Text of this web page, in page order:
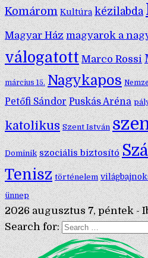
Komárom Kultúra kézilabda
Magyar Ház magyarok a
válogatott Marco Rossi
március 15. Nagykapos
Petőfi Sándor Puskás Aréna
katolikus Szent István
Dominik szociális biztosító
Tenisz történelem
ünnep
2026 augusztus 7, péntek -
Search for: